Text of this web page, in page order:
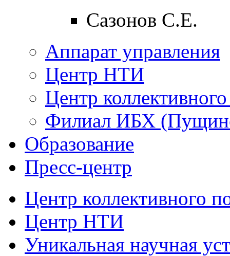
Сазонов С.Е.
Аппарат управления
Центр НТИ
Центр
Филиал ИБХ
Образование
Пресс-центр
Центр коллективного
Центр НТИ
Уникальная научная